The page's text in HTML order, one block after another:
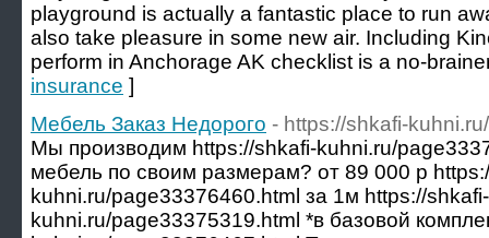
playground is actually a fantastic place to run
also take pleasure in some new air. Including
perform in Anchorage AK checklist is a no-
insurance ]
Мебель Заказ Недорого - https://shkafi-
Мы производим https://shkafi-kuhni.ru/
мебель по своим размерам? от 89 000 р
kuhni.ru/page33376460.html за 1м https://
kuhni.ru/page33375319.html *в базовой